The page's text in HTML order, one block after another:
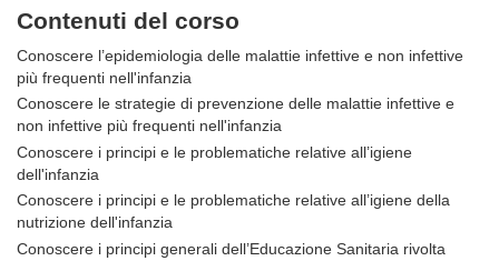
Contenuti del corso
Conoscere l’epidemiologia delle malattie infettive e non infettive
più frequenti nell'infanzia
Conoscere le strategie di prevenzione delle malattie infettive e
non infettive più frequenti nell'infanzia
Conoscere i principi e le problematiche relative all’igiene
dell'infanzia
Conoscere i principi e le problematiche relative all’igiene della
nutrizione dell'infanzia
Conoscere i principi generali dell’Educazione Sanitaria rivolta